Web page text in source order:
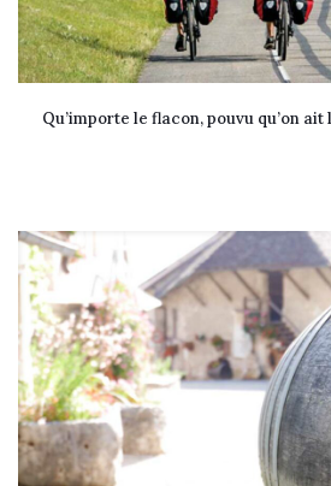
Qu’importe le flacon, pouvu qu’on ait